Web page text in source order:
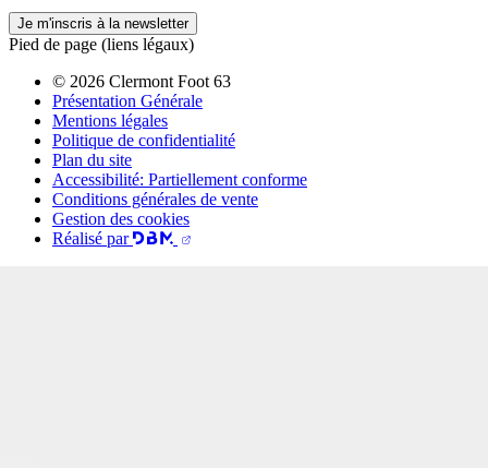
Je m'inscris à la newsletter
Pied de page (liens légaux)
© 2026 Clermont Foot 63
Présentation Générale
Mentions légales
Politique de confidentialité
Plan du site
Accessibilité: Partiellement conforme
Conditions générales de vente
Gestion des cookies
Réalisé par